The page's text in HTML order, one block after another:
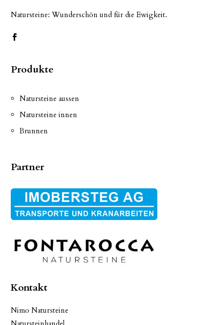
Natursteine: Wunderschön und für die Ewigkeit.
Produkte
Natursteine aussen
Natursteine innen
Brunnen
Partner
Kontakt
Nimo Natursteine